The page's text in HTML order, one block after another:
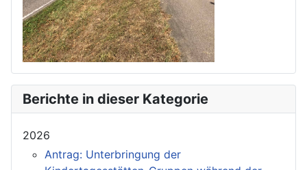
Berichte in dieser Kategorie
2026
Antrag: Unterbringung der